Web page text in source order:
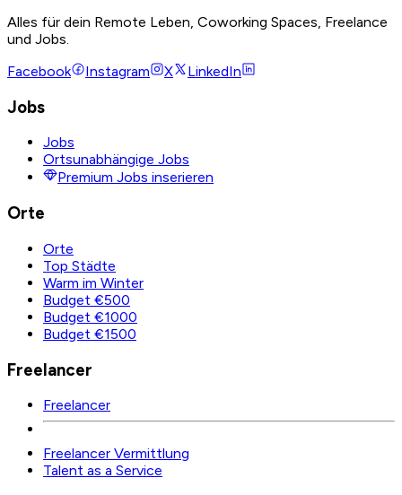
Alles für dein Remote Leben, Coworking Spaces, Freelance
und Jobs.
Facebook
Instagram X LinkedIn
Jobs
Jobs
Ortsunabhängige Jobs
Premium Jobs inserieren
Orte
Orte
Top Städte
Warm im Winter
Budget €500
Budget €1000
Budget €1500
Freelancer
Freelancer
Freelancer Vermittlung
Talent as a Service